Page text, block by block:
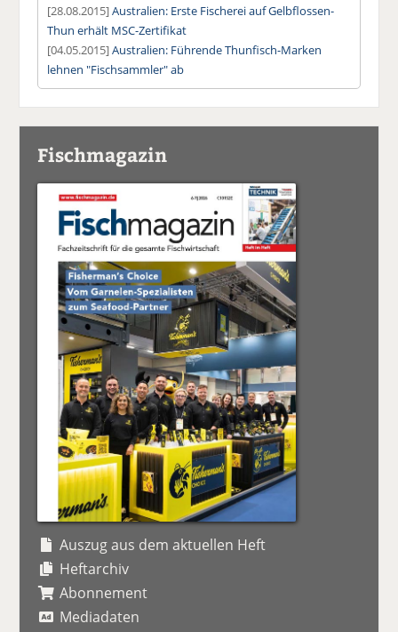
[28.08.2015]Australien: Erste Fischerei auf Gelbflossen-
Thun erhält MSC-Zertifikat
[04.05.2015]Australien: Führende Thunfisch-Marken
lehnen "Fischsammler" ab
Fischmagazin
Auszug aus dem aktuellen Heft
Heftarchiv
Abonnement
Mediadaten